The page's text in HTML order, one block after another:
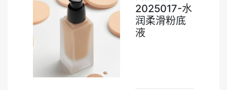
2025017-水
润柔滑粉底
液